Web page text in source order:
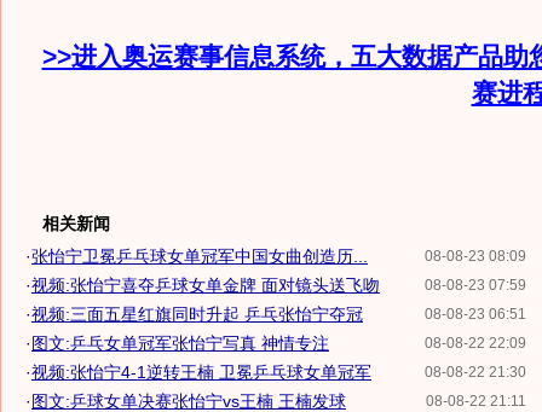
>>进入奥运赛事信息系统，五大数据产品助
赛进
相关新闻
08-08-23 08:09
·张怡宁卫冕乒乓球女单冠军中国女曲创造历...
08-08-23 07:59
·视频:张怡宁喜夺乒球女单金牌 面对镜头送飞吻
08-08-23 06:51
·视频:三面五星红旗同时升起 乒乓张怡宁夺冠
08-08-22 22:09
·图文:乒乓女单冠军张怡宁写真 神情专注
08-08-22 21:30
·视频:张怡宁4-1逆转王楠 卫冕乒乓球女单冠军
08-08-22 21:11
·图文:乒球女单决赛张怡宁vs王楠 王楠发球